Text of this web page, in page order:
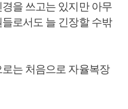
을 쓰고는 있지만 아무
로서도 늘 긴장할 수밖
는 처음으로 자율복장